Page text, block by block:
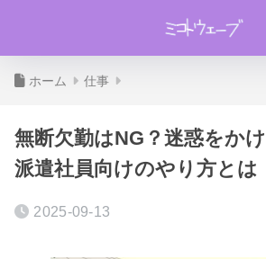
ホーム 仕事
無断欠勤はNG？迷惑をか
派遣社員向けのやり方とは
2025-09-13